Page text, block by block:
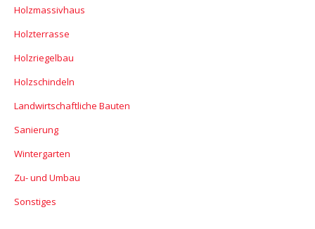
Holzmassivhaus
Holzterrasse
Holzriegelbau
Holzschindeln
Landwirtschaftliche Bauten
Sanierung
Wintergarten
Zu- und Umbau
Sonstiges